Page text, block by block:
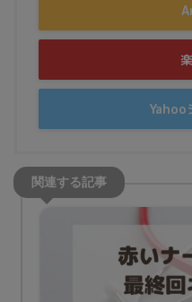
Yahoo